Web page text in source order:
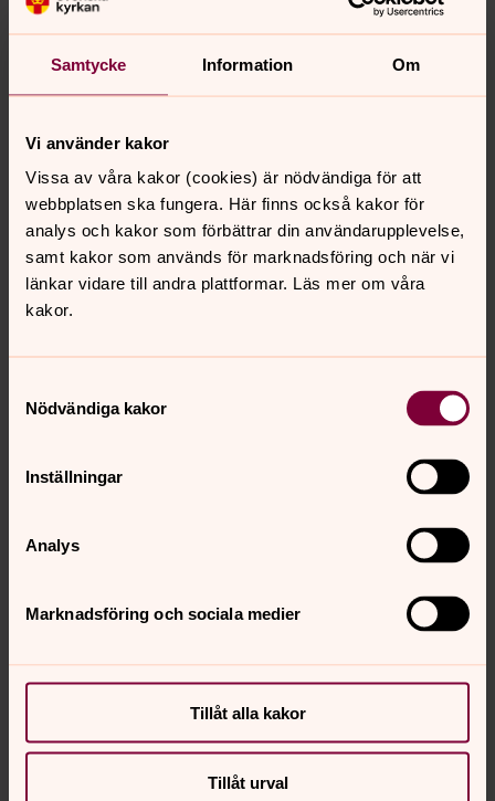
Samtycke Information Om
Vi använder kakor
Vissa av våra kakor (cookies) är nödvändiga för att
webbplatsen ska fungera. Här finns också kakor för
analys och kakor som förbättrar din användarupplevelse,
samt kakor som används för marknadsföring och när vi
länkar vidare till andra plattformar. Läs mer om våra
kakor.
Nödvändiga kakor
Inställningar
Analys
Marknadsföring och sociala medier
Tillåt alla kakor
Tillåt urval
Logga in på ditt facebookkonto
I vänster övre hörn (eller högst upp mitt på sidan om
Skriv in Svenska kyrkan Norra Öland. Tryck enter eller
Du är nu på pastoratets sida. Passa på att ”gilla”
(högt upp på sidan) så får du uppdateringar från
sidan i ditt eget flöde på Facebook.
Om du vill ta en ”genväg” till facebooksidan kan du klicka
på länken nedan och sedan logga in med ditt
Facebok/ Svenska kyrkan norra Öland
YOUTUBE
Följ Svenska kyrkan Norra Ölands kanal genom att
prenumerera på nya filmer.
FACEBOOK